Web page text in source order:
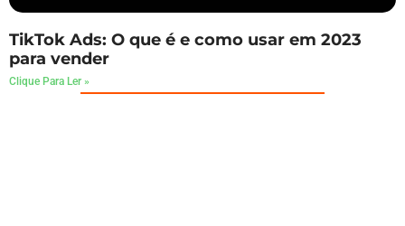
TikTok Ads: O que é e como usar em 2023
para vender
Clique Para Ler »